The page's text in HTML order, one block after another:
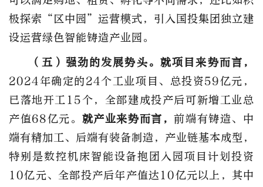
极探索“区中园”运营模式，引入国投集团独立建
设运营绿色智能铸造产业园。
（五）强劲的发展势头。 就项目来势而言，
2024年确定的24个工业项目、总投资59亿元，
已落地开工15个，全部建成投产后可新增工业总
产值68亿元。 就产业来势而言，前端有铸造、中
端有精加工、后端有装备制造，产业链基本成型，
特别是数控机床智能设备抱团入园项目计划投资
10亿元、全部投产后年产值达10亿元以上，其中